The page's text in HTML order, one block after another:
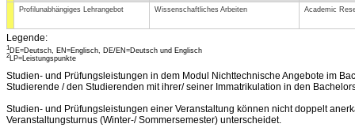
Profilunabhängiges Lehrangebot
Wissenschaftliches Arbeiten Academic
Legende:
1DE=Deutsch, EN=Englisch, DE/EN=Deutsch und Englisch
2 LP=Leistungspunkte
Studien- und Prüfungsleistungen in dem Modul Nichttechnische Angebote im
Studierende / den Studierenden mit ihrer/ seiner Immatrikulation in den
Studien- und Prüfungsleistungen einer Veranstaltung können nicht doppelt
Veranstaltungsturnus (Winter-/ Sommersemester) unterscheidet.